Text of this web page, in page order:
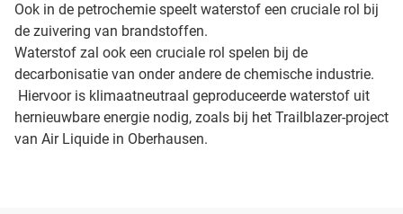
Ook in de petrochemie speelt waterstof een cruciale rol bij
de zuivering van brandstoffen.
Waterstof zal ook een cruciale rol spelen bij de
decarbonisatie van onder andere de chemische industrie.
Hiervoor is klimaatneutraal geproduceerde waterstof uit
hernieuwbare energie nodig, zoals bij het Trailblazer-project
van Air Liquide in Oberhausen.